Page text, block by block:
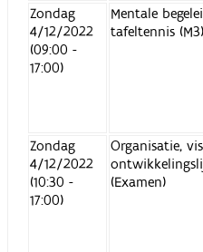
Zondag
4/12/2022
(09:00 -
17:00)
Mentale
tafeltennis
Zondag
4/12/2022
(10:30 -
17:00)
Organisatie,
(Examen)